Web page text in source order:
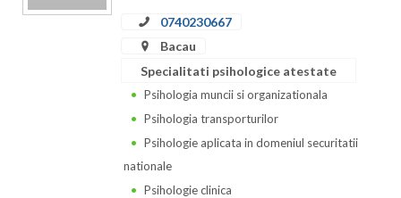
Constanta
0740230667
Bacau
Specialitati psihologice atestate
Psihologia muncii si organizationala
Psihologia transporturilor
Psihologie aplicata in domeniul securitatii
nationale
Psihologie clinica